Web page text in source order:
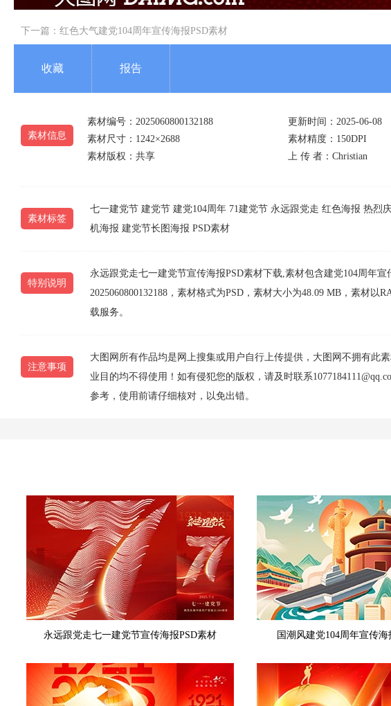
下一篇： 红色大气建党104周年宣传海报PSD素材
收藏 报告
素材信息
素材编号：2025060800132188 更新时间：2025-06-08
素材尺寸：1242×2688
素材精度：150DPI
素材版权：共享
上 传 者：Christian
素材标签
七一建党节 建党节 建党104周年 71建党节 永远跟党走 红色海报 热烈
机海报 建党节长图海报 PSD素材
特别说明
永远跟党走七一建党节宣传海报PSD素材下载,素材包含建党104周年
2025060800132188，素材格式为PSD，素材大小为48.09 MB，素材
载服务。
注意事项
大图网所有作品均是网上搜集或用户自行上传提供，大图网不拥有此
业目的均不得使用！如有侵犯您的版权，请及时联系
参考，使用前请仔细核对，以免出错。
永远跟党走七一建党节宣传海报PSD素材 国潮风建党104周年宣传海